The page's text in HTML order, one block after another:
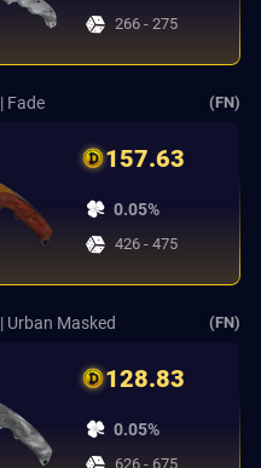
266 - 275
| Fade (FN)
157.63
0.05%
426 - 475
| Urban Masked (FN)
128.83
0.05%
626 - 675